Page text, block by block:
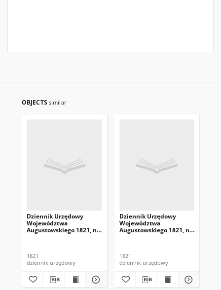
OBJECTS similar
Dziennik Urzędowy
Województwa
Augustowskiego 1821, nr
1821
dziennik urzędowy
Dziennik Urzędowy
Województwa
Augustowskiego 1821, nr
1821
dziennik urzędowy